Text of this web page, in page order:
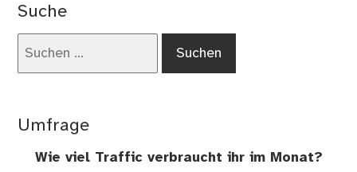
Suche
Umfrage
Wie viel Traffic verbraucht ihr im Monat?